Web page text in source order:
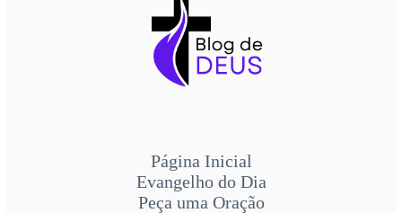
Página Inicial
Evangelho do Dia
Peça uma Oração